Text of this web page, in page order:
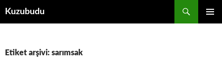
Kuzubudu
Etiket arşivi: sarımsak